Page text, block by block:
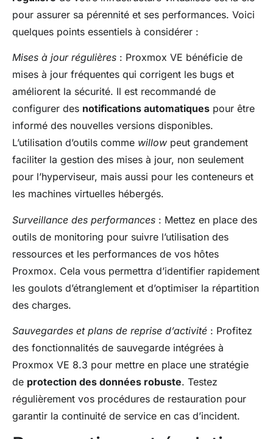
pour assurer sa pérennité et ses performances. Voici
quelques points essentiels à considérer :
Mises à jour régulières : Proxmox VE bénéficie de
mises à jour fréquentes qui corrigent les bugs et
améliorent la sécurité. Il est recommandé de
configurer des notifications automatiques pour être
informé des nouvelles versions disponibles.
L’utilisation d’outils comme willow peut grandement
faciliter la gestion des mises à jour, non seulement
pour l’hyperviseur, mais aussi pour les conteneurs et
les machines virtuelles hébergés.
Surveillance des performances : Mettez en place des
outils de monitoring pour suivre l’utilisation des
ressources et les performances de vos hôtes
Proxmox. Cela vous permettra d’identifier rapidement
les goulots d’étranglement et d’optimiser la répartition
des charges.
Sauvegardes et plans de reprise d’activité : Profitez
des fonctionnalités de sauvegarde intégrées à
Proxmox VE 8.3 pour mettre en place une stratégie
de protection des données robuste. Testez
régulièrement vos procédures de restauration pour
garantir la continuité de service en cas d’incident.